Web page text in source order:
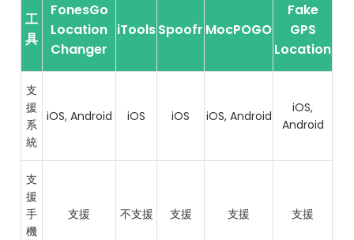
工
具
FonesGo
Location
Changer
iToolsSpoofr MocPOGO
Fake
GPS
Location
支
援
系
統
iOS, Android iOS iOS iOS, Android
iOS,
Android
支
援
手
機
支援 不支援 支援 支援 支援